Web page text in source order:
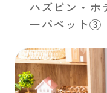
ハズビン・ホ
ーパペット③